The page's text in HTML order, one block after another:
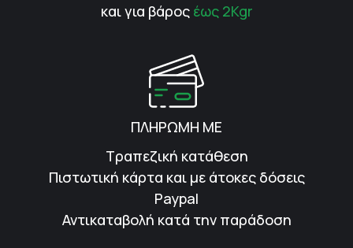
και για βάρος έως 2Kgr
ΠΛΗΡΩΜΗ ΜΕ
Τραπεζική κατάθεση
Πιστωτική κάρτα και με άτοκες δόσεις
Paypal
Αντικαταβολή κατά την παράδοση